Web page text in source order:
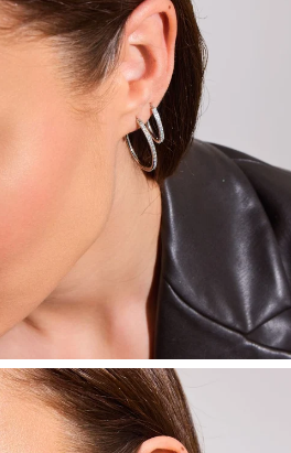
Gratis Ombytning 1-2 dages